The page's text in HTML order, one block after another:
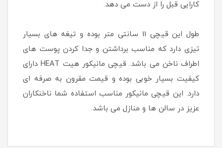
کارایی قبل را از دست می دهد.
طول این قیچی 11 سانتی متر بوده و تیغه های بسیار
تیزی دارد که مناسب برداشتن و جدا کردن پوست های
اطراف ناخن می باشد. قیچی مانیکور هیت HEAT دارای
کیفیت بسیار خوبی بوده و قیمت مقرون به صرفه ای
دارد. این قیچی مانیکور مناسب استفاده شما ناخنکاران
عزیز در سالن ها و منازل می باشد.